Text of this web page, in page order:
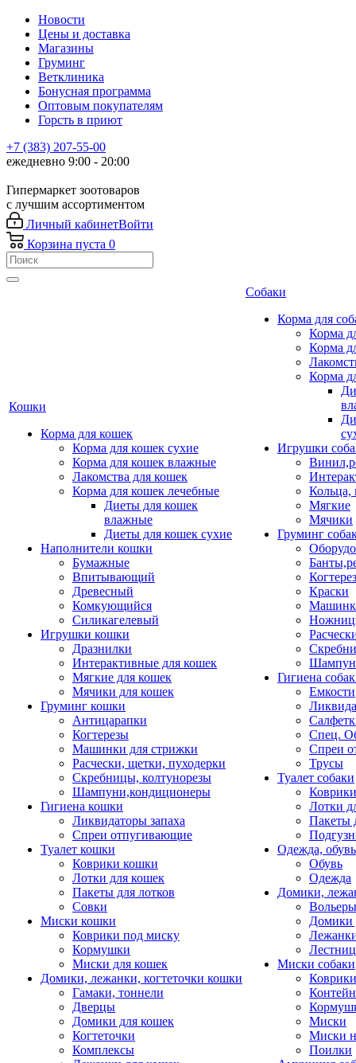
Новости
Цены и доставка
Магазины
Груминг
Ветклиника
Бонусная программа
Оптовым покупателям
Горсть в приют
+7 (383) 207-55-00
ежедневно 9:00 - 20:00
Гипермаркет зоотоваров
с лучшим ассортиментом
Личный кабинетВойти
Корзина пуста 0
Кошки
Корма для кошек
Корма для кошек сухие
Корма для кошек влажные
Лакомства для кошек
Корма для кошек лечебные
Диеты для кошек
влажные
Диеты для кошек сухие
Наполнители кошки
Бумажные
Впитывающий
Древесный
Комкующийся
Силикагелевый
Игрушки кошки
Дразнилки
Интерактивные для кошек
Мягкие для кошек
Мячики для кошек
Груминг кошки
Антицарапки
Когтерезы
Машинки для стрижки
Расчески, щетки, пуходерки
Скребницы, колтунорезы
Шампуни,кондиционеры
Гигиена кошки
Ликвидаторы запаха
Спреи отпугивающие
Туалет кошки
Коврики кошки
Лотки для кошек
Пакеты для лотков
Совки
Миски кошки
Коврики под миску
Кормушки
Миски для кошек
Домики, лежанки, когтеточки кошки
Гамаки, тоннели
Дверцы
Домики для кошек
Когтеточки
Комплексы
Собаки
Корма для
Корма
Корма
Корма
Игрушки
Кольца,
Мягкие
Мячики
Груминг
Краски
Гигиена
Емкости
Спец.
Спреи
Трусы
Туалет собаки
Коврики
Лотки
Пакеты
Одежда, обувь
Обувь
Одежда
Домики,
Домики
Миски собаки
Миски
Миски
Поилки